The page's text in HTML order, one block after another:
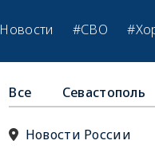
Новости #СВО
Все Севастополь
Новости России